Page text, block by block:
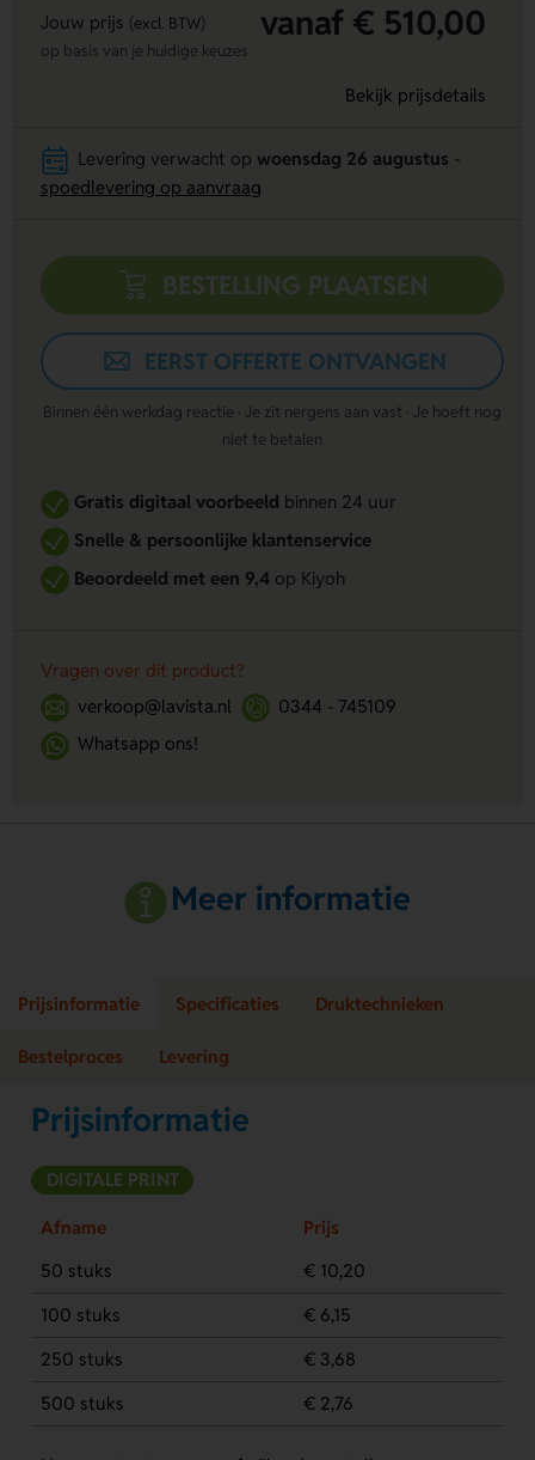
Jouw prijs (excl. BTW) vanaf € 510,00
op basis van je huidige keuzes
Bekijk prijsdetails
Levering verwacht op woensdag 26 augustus
spoedlevering op aanvraag
BESTELLING PLAATSEN
EERST OFFERTE ONTVANGEN
Binnen één werkdag reactie · Je zit nergens aan vast · Je hoeft nog
niet te betalen
Gratis digitaal voorbeeld binnen 24 uur
Snelle & persoonlijke klantenservice
Beoordeeld met een 9,4op Kiyoh
Vragen over dit product?
verkoop@lavista.nl
0344 - 745109
Whatsapp ons!
Meer informatie
Prijsinformatie Specificaties Druktechnieken
Bestelproces Levering
Prijsinformatie
DIGITALE PRINT
Afname
Prijs
50 stuks
€ 10,20
100 stuks
€ 6,15
250 stuks
€ 3,68
500 stuks
€ 2,76